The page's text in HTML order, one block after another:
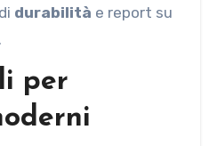
durabilità e report su
per